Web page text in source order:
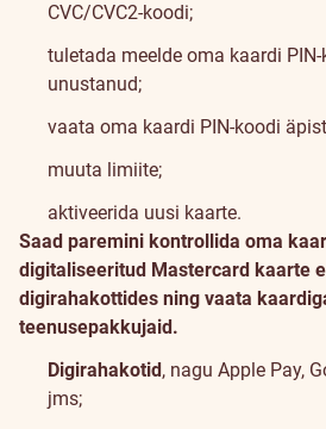
CVC/CVC2-koodi;
tuletada meelde oma kaardi
unustanud;
vaata oma kaardi PIN-koodi
muuta limiite;
aktiveerida uusi kaarte.
Saad paremini kontrollida oma
digitaliseeritud Mastercard kaarte
digirahakottides ning vaata
teenusepakkujaid.
Digirahakotid , nagu Apple Pay,
jms;